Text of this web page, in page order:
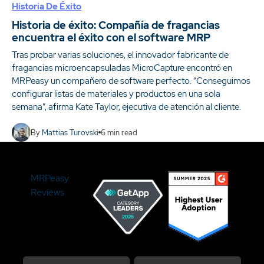
Historia De Éxito
Historia de éxito: Compañía de fragancias
encuentra el éxito con el software MRP
Tras probar varias soluciones, el innovador fabricante de
fragancias microencapsuladas MicroCapture encontró en
MRPeasy un compañero de software perfecto. “Conseguimos
configurar listas de materiales y productos en una sola
semana”, afirma Kate Taylor, ejecutiva de atención al cliente.
By Mattias Turovski 6min read
MRPeasy
Reviews